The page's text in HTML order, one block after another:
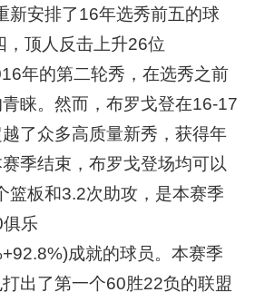
新安排了16年选秀前五的球
，顶人反击上升26位
年的第二轮秀，在选秀之前
睐。然而，布罗戈登在16-17
了众多高质量新秀，获得年
季结束，布罗戈登场均可以
篮板和3.2次助攻，是本赛季
乐
成就的球员。本赛季
出了第一个60胜22负的联盟